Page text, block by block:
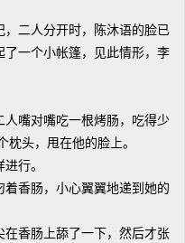
二人分开时，陈沐语的脸已
一个小帐篷，见此情形，李
嘴对嘴吃一根烤肠，吃得少
枕头，甩在他的脸上。
行。
香肠，小心翼翼地递到她的
香肠上舔了一下，然后才张